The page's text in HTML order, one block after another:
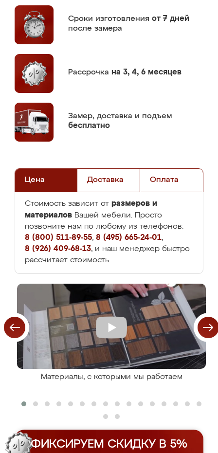
Сроки изготовления от 7 дней
после замера
Рассрочка на 3, 4, 6 месяцев
Замер, доставка и подъем
бесплатно
Цена Доставка Оплата
Стоимость зависит от размеров и
материалов Вашей мебели. Просто
позвоните нам по любому из телефонов:
8 (800) 511-89-55, 8 (495) 665-24-01,
8 (926) 409-68-13, и наш менеджер быстро
рассчитает стоимость.
Материалы, с которыми мы работаем
ФИКСИРУЕМ СКИДКУ В 5%